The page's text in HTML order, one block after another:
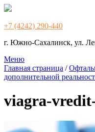
+7 (4242) 290-440
г. Южно-Сахалинск, ул.
Меню
Главная страница /
дополнительной
viagra-